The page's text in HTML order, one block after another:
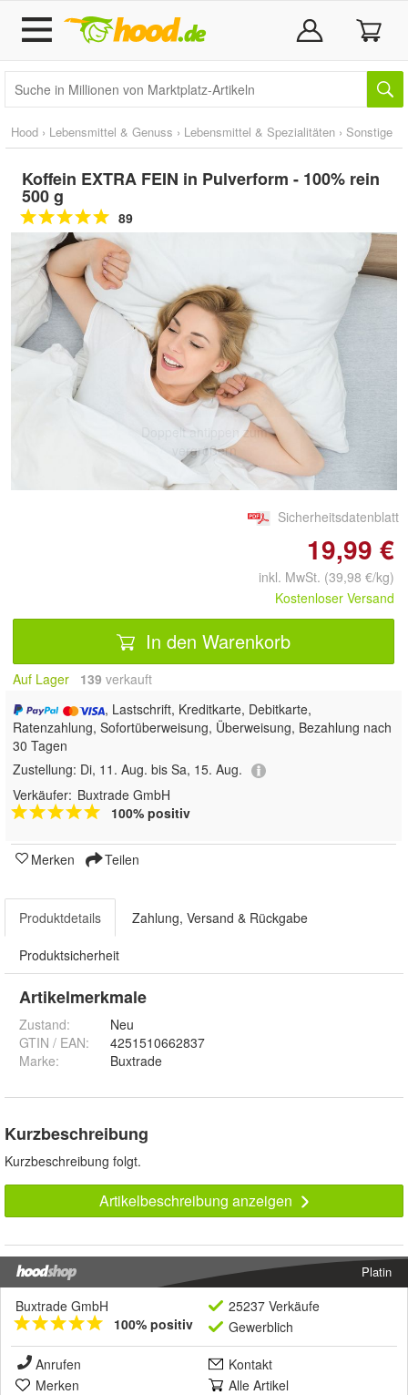
Hood › Lebensmittel & Genuss › Lebensmittel & Spezialitäten › Sonstige
Koffein EXTRA FEIN in Pulverform - 100% rein
500 g
89
Doppelt antippen zum
vergrößern
Sicherheitsdatenblatt
19,99 €
inkl. MwSt. (39,98 €/kg)
Kostenloser Versand
In den Warenkorb
Auf Lager 139 verkauft
, Lastschrift, Kreditkarte, Debitkarte,
Ratenzahlung, Sofortüberweisung, Überweisung, Bezahlung nach
30 Tagen
Zustellung: Di, 11. Aug. bis Sa, 15. Aug.
Verkäufer: Buxtrade GmbH
100% positiv
Merken Teilen
Produktdetails Zahlung, Versand & Rückgabe
Produktsicherheit
Artikelmerkmale
Zustand:
Neu
GTIN / EAN:
4251510662837
Marke:
Buxtrade
Kurzbeschreibung
Kurzbeschreibung folgt.
Artikelbeschreibung anzeigen
Platin
Buxtrade GmbH
100% positiv
25237 Verkäufe
Gewerblich
Anrufen
Kontakt
Merken
Alle Artikel